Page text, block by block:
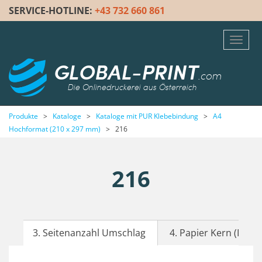
SERVICE-HOTLINE: +43 732 660 861
GLOBAL-PRINT.com
Die Onlinedruckerei aus Österreich
Produkte > Kataloge > Kataloge mit PUR Klebebindung > A4
Hochformat (210 x 297 mm) > 216
216
3. Seitenanzahl Umschlag 4. Papier Kern